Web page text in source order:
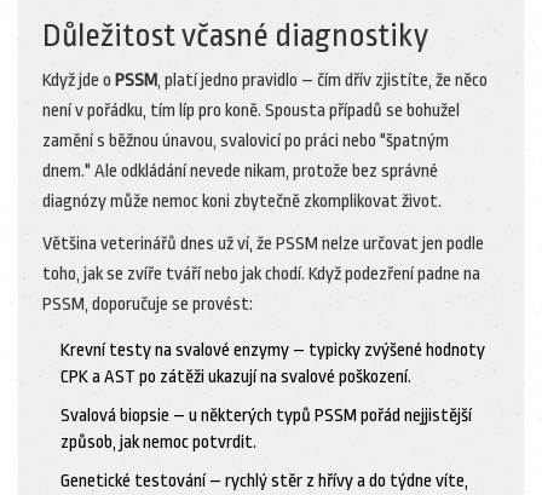
Důležitost včasné diagnostiky
Když jde o PSSM, platí jedno pravidlo – čím dřív zjistíte, že něco
není v pořádku, tím líp pro koně. Spousta případů se bohužel
zamění s běžnou únavou, svalovicí po práci nebo "špatným
dnem." Ale odkládání nevede nikam, protože bez správné
diagnózy může nemoc koni zbytečně zkomplikovat život.
Většina veterinářů dnes už ví, že PSSM nelze určovat jen podle
toho, jak se zvíře tváří nebo jak chodí. Když podezření padne na
PSSM, doporučuje se provést:
Krevní testy na svalové enzymy – typicky zvýšené hodnoty
CPK a AST po zátěži ukazují na svalové poškození.
Svalová biopsie – u některých typů PSSM pořád nejjistější
způsob, jak nemoc potvrdit.
Genetické testování – rychlý stěr z hřívy a do týdne víte,